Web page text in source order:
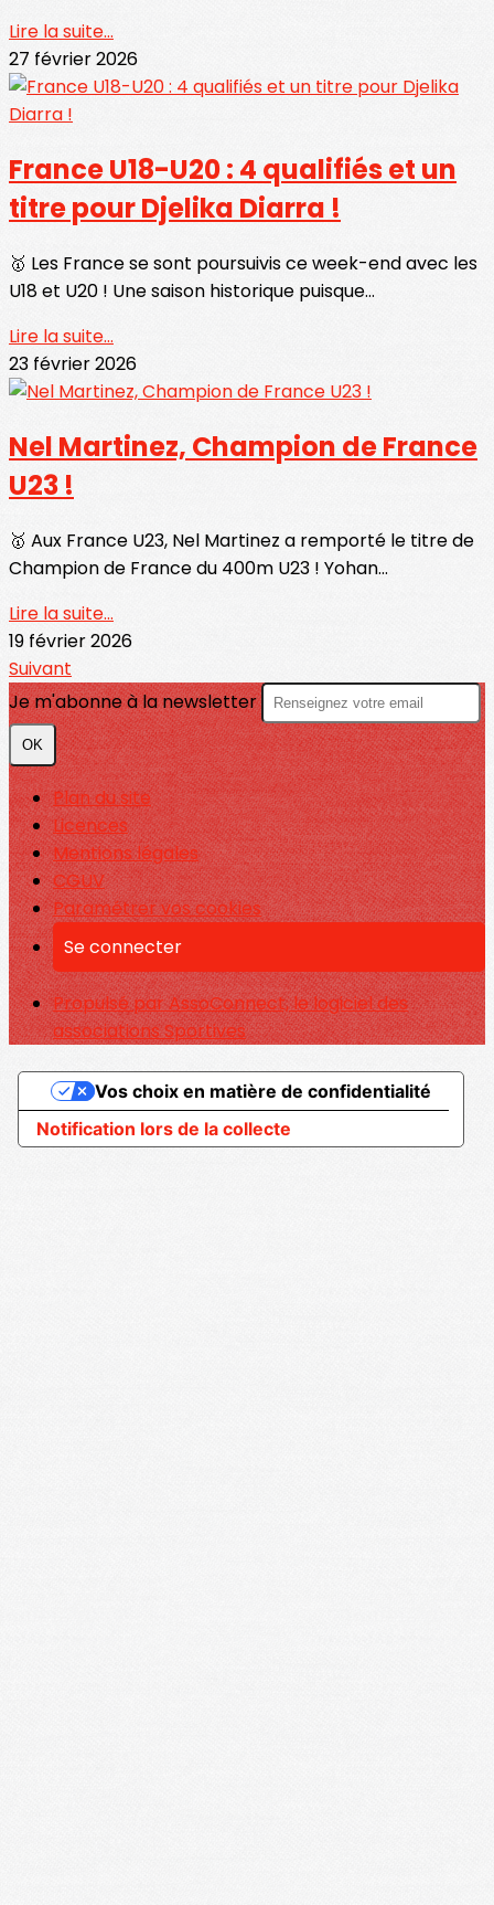
Lire la suite...
27 février 2026
France U18-U20 : 4 qualifiés et un
titre pour Djelika Diarra !
🥇 Les France se sont poursuivis ce week-end avec les
U18 et U20 ! Une saison historique puisque...
Lire la suite...
23 février 2026
Nel Martinez, Champion de France
U23 !
🥇 Aux France U23, Nel Martinez a remporté le titre de
Champion de France du 400m U23 ! Yohan...
Lire la suite...
19 février 2026
Suivant
Je m'abonne à la newsletter
OK
Plan du site
Licences
Mentions légales
CGUV
Paramétrer vos cookies
Se connecter
Propulsé par AssoConnect, le logiciel des
associations Sportives
Notification lors de la collecte
Vos choix en matière de confidentialité